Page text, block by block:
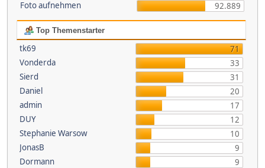
Foto aufnehmen 92.889
Top Themenstarter
tk69
71
Vonderda
33
Sierd
31
Daniel
20
admin
17
DUY
12
Stephanie Warsow
10
JonasB
9
Dormann
9